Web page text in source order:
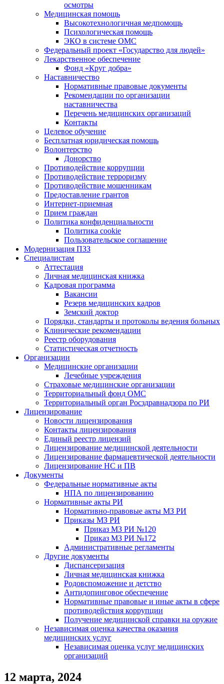
осмотры
Медицинская помощь
Высокотехнологичная медпомощь
Психологическая помощь
ЭКО в системе ОМС
Федеральный проект «Государство для людей»
Лекарственное обеспечение
Фонд «Круг добра»
Наставничество
Нормативные правовые документы
Рекомендации по организации
наставничества
Перечень медицинских организаций
Контакты
Целевое обучение
Бесплатная юридическая помощь
Волонтерство
Донорство
Противодействие коррупции
Противодействие терроризму
Противодействие мошенникам
Предоставление грантов
Интернет-приемная
Прием граждан
Политика конфиденциальности
Политика cookie
Пользовательское соглашение
Модернизация ПЗЗ
Специалистам
Аттестация
Личная медицинская книжка
Кадровая программа
Вакансии
Резерв медицинских кадров
Земский доктор
Порядки, стандарты и протоколы ведения больных
Клинические рекомендации
Реестр оборудования
Статистическая отчетность
Организации
Медицинские организации
Лечебные учреждения
Страховые медицинские организации
Территориальный фонд ОМС
Территориальный орган Росздравнадзора по РИ
Лицензирование
Новости лицензирования
Контакты лицензирования
Единый реестр лицензий
Лицензирование медицинской деятельности
Лицензирование фармацевтической деятельности
Лицензирование НС и ПВ
Документы
Федеральные нормативные акты
НПА по лицензированию
Нормативные акты РИ
Нормативно-правовые акты МЗ РИ
Приказы МЗ РИ
Приказ МЗ РИ №120
Приказ МЗ РИ №172
Административные регламенты
Другие документы
Диспансеризация
Личная медицинская книжка
Родовспоможение и детство
Антидопинговое обеспечение
Нормативные правовые и иные акты в сфере
противодействия коррупции
Получение медицинской справки на оружие
Независимая оценка качества оказания
медицинских услуг
Независимая оценка услуг медицинскиx
организаций
12 марта, 2024